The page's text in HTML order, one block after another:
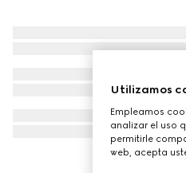
Utilizamos
Empleamos
analizar el uso
permitirle
web, acepta